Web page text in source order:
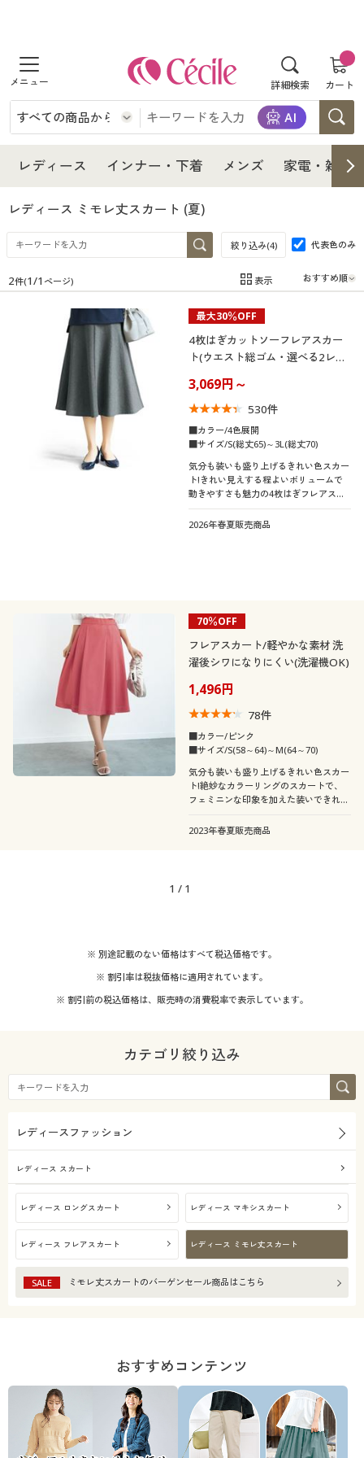
詳細検索 カート
商品を探す
レディース
レディースファッション
女性下着
インナー・下着
インナー・下着通販すべて
女性下着
メンズ下着
ジュニア・ティーンズ下着
メンズ
メンズ通販すべて
メンズファッション
メンズ下着
家電・雑貨
家電・雑貨すべて
キッチン・雑貨・日用品
寝具・インテリア・家具
寝具・インテリア・家具通販すべて
家具・収納
寝具・ベッド
カーテン・ラグ・ファブリック
美容・健康
美容・健康通販すべて
美容・健康・サプリメント
制服・スクール
制服・スクールすべて
制服・学生服
大きいサイズ
大きいサイズ通販すべて
大きいサイズ メンズ
大きいサイズ 事務・制服
カタログ・チラシからのご注文
デジタルカタログ
カタログ無料プレゼント
会員メニュー
ご利用ガイド
レディース インナー・下着 メンズ 家電・雑貨
レディース ミモレ丈スカート (夏)
絞り込み(4) 代表色のみ
在庫 在庫のある商品のみ表示
(4〜4.9)
LL 3L
ウォッシャブル(洗
える)
ストレッチ
シーン
オフィス
テイスト
カジュアル
着用感
レギュラー ゆったり
年代
解除する
閉じる
2件(1/1 ページ) 表示
最大30％OFF
4枚はぎカットソーフレアスカー
ト(ウエスト総ゴム・選べる2レン
3,069円～
530件
■カラー/4色展開
■サイズ/S(総丈65)～3L(総丈70)
気分も装いも盛り上げるきれい色スカー
ト!きれい見えする程よいボリュームで
動きやすさも魅力の4枚はぎフレアスカ
ートは2丈から自分好みの丈をチョイス
いただけます。
2026年春夏販売商品
70％OFF
フレアスカート/軽やかな素材 洗
濯後シワになりにくい(洗濯機OK)
1,496円
78件
■カラー/ピンク
■サイズ/S(58～64)～M(64～70)
気分も装いも盛り上げるきれい色スカー
ト!絶妙なカラーリングのスカートで、
フェミニンな印象を加えた装いできれい
2023年春夏販売商品
1 / 1
※ 別途記載のない価格はすべて税込価格です。
※ 割引率は税抜価格に適用されています。
※ 割引前の税込価格は、販売時の消費税率で表示しています。
カテゴリ絞り込み
レディースファッション
レディース スカート
レディース ロングスカート レディース マキシスカート
レディース フレアスカート レディース ミモレ丈スカート
SALE ミモレ丈スカートのバーゲンセール商品はこちら
おすすめコンテンツ